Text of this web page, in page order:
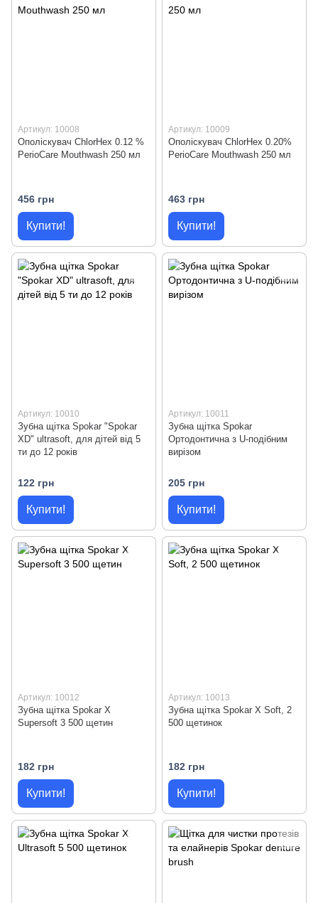
Артикул: 10008
Ополіскувач ChlorHex 0.12 %
PerioCare Mouthwash 250 мл
456 грн
Купити!
Артикул: 10009
Ополіскувач ChlorHex 0.20%
PerioCare Mouthwash 250 мл
463 грн
Купити!
Артикул: 10010
Зубна щітка Spokar "Spokar
XD" ultrasoft, для дітей від 5
ти до 12 років
122 грн
Купити!
Артикул: 10011
Зубна щітка Spokar
Ортодонтична з U-подібним
вирізом
205 грн
Купити!
Артикул: 10012
Зубна щітка Spokar X
Supersoft 3 500 щетин
182 грн
Купити!
Артикул: 10013
Зубна щітка Spokar X Soft, 2
500 щетинок
182 грн
Купити!